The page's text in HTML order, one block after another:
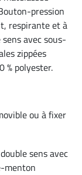
pression
respirante et à
avec sous-
zippées
% polyester.
ou à fixer
sens avec
menton